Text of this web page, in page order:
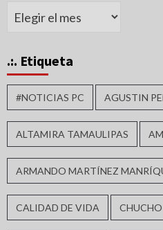
Archivos
.:. Etiqueta
#NOTICIAS PC AGUSTIN
ALTAMIRA TAMAULIPAS
ARMANDO MARTÍNEZ
CALIDAD DE VIDA